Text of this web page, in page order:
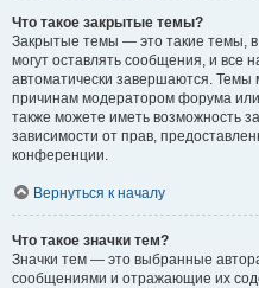
Что такое закрытые темы?
Закрытые темы — это такие темы,
могут оставлять сообщения, и все
автоматически завершаются. Темы
причинам модератором форума
также можете иметь возможность
зависимости от прав,
конференции.
Вернуться к началу
Что такое значки тем?
Значки тем — это выбранные
сообщениями и отражающие их